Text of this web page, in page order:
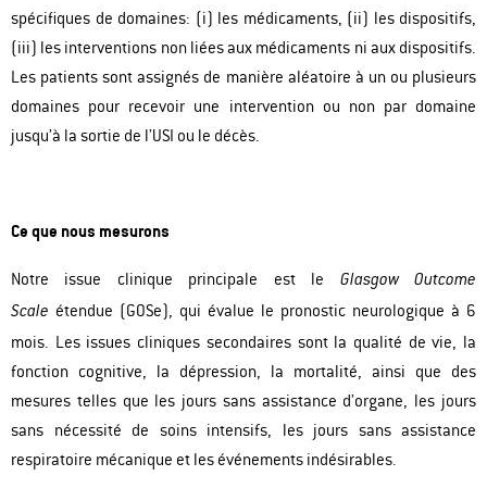
spécifiques de domaines: (i) les médicaments, (ii) les dispositifs,
(iii) les interventions non liées aux médicaments ni aux dispositifs.
Les patients sont assignés de manière aléatoire à un ou plusieurs
domaines pour recevoir une intervention ou non par domaine
jusqu’à la sortie de l’USI ou le décès.
Ce que nous mesurons
Notre issue clinique principale est le
Glasgow Outcome
Scale étendue (GOSe), qui évalue le pronostic neurologique à 6
mois. Les issues cliniques secondaires sont la qualité de vie, la
fonction cognitive, la dépression, la mortalité, ainsi que des
mesures telles que les jours sans assistance d’organe, les jours
sans nécessité de soins intensifs, les jours sans assistance
respiratoire mécanique et les événements indésirables.